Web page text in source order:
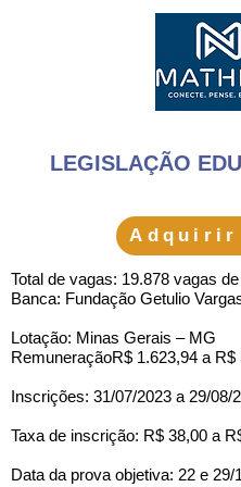
LEGISLAÇÃO
Total de vagas: 19.878 vagas
Banca: Fundação Getulio
Lotação: Minas Gerais – MG
RemuneraçãoR$ 1.623,94 a R$
Inscrições: 31/07/2023 a 29/08/
Taxa de inscrição: R$ 38,00 a
Data da prova objetiva: 22 e 29/
Adquirir